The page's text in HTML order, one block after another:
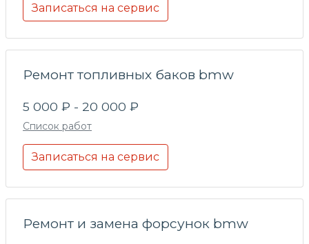
Записаться на сервис
Ремонт топливных баков bmw
5 000 ₽ - 20 000 ₽
Список работ
Записаться на сервис
Ремонт и замена форсунок bmw